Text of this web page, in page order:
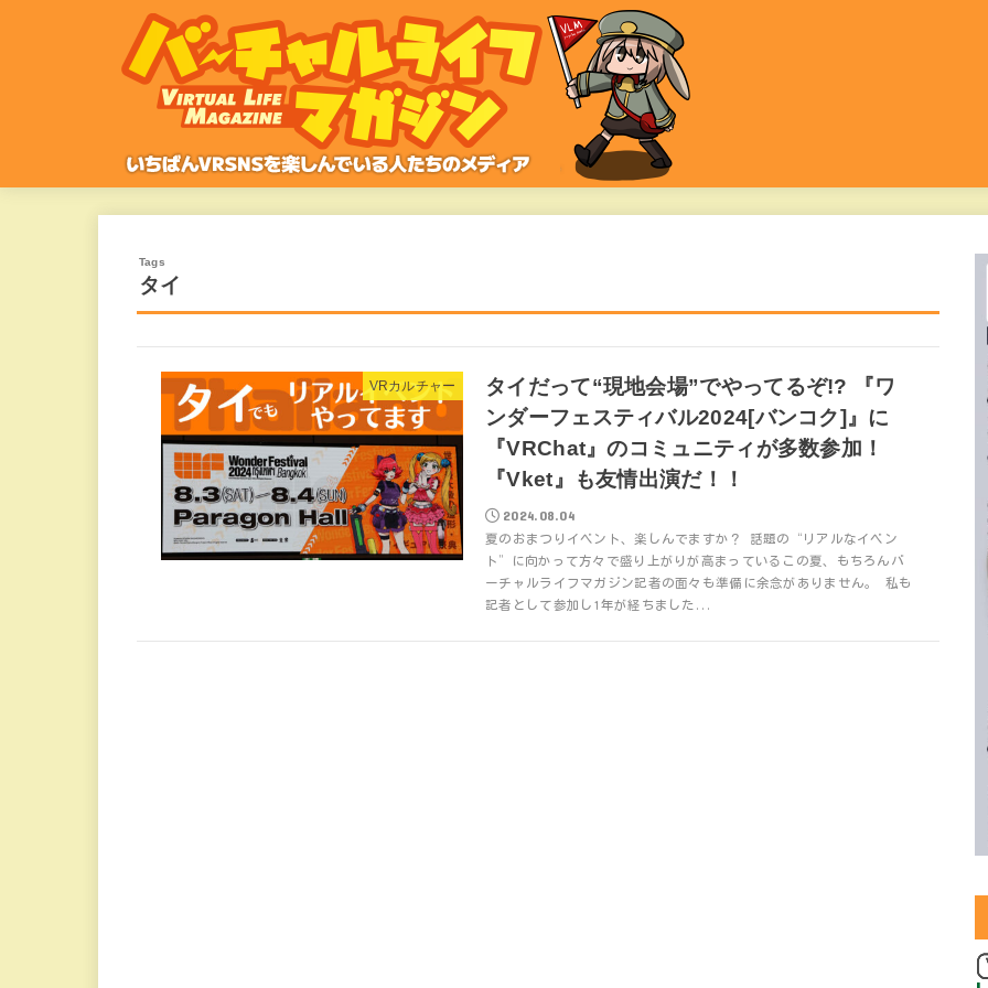
タイ
VRカルチャー
タイだって“現地会場”でやってるぞ!? 『ワ
ンダーフェスティバル2024[バンコク]』に
『VRChat』のコミュニティが多数参加！
『Vket』も友情出演だ！！
2024.08.04
夏のおまつりイベント、楽しんでますか？ 話題の“リアルなイベン
ト”に向かって方々で盛り上がりが高まっているこの夏、もちろんバ
ーチャルライフマガジン記者の面々も準備に余念がありません。 私も
記者として参加し1年が経ちました...